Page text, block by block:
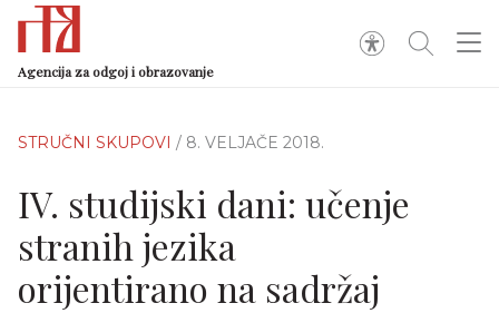
Agencija za odgoj i obrazovanje
STRUČNI SKUPOVI / 8. VELJAČE 2018.
IV. studijski dani: učenje
stranih jezika
orijentirano na sadržaj